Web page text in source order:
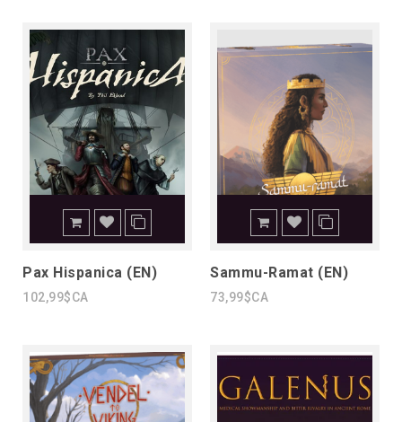
Pax Hispanica (EN)
102,99$CA
Sammu-Ramat (EN)
73,99$CA